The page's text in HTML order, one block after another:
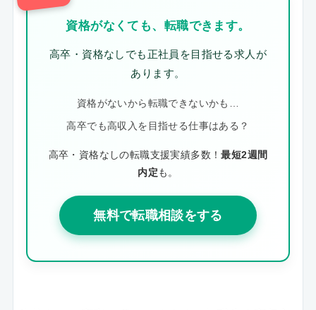
資格がなくても、転職できます。
高卒・資格なしでも正社員を目指せる求人が
あります。
資格がないから転職できないかも…
高卒でも高収入を目指せる仕事はある？
高卒・資格なしの転職支援実績多数！最短2週間
内定も。
無料で転職相談をする